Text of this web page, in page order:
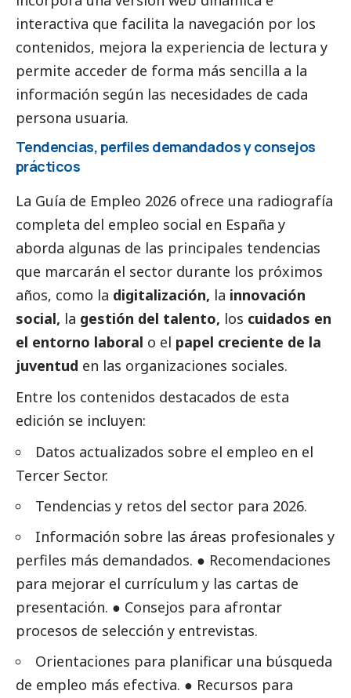
interactiva que facilita la navegación por los
contenidos, mejora la experiencia de lectura y
permite acceder de forma más sencilla a la
información según las necesidades de cada
persona usuaria.
Tendencias, perfiles demandados y consejos
prácticos
La Guía de Empleo 2026 ofrece una radiografía
completa del empleo social en España y
aborda algunas de las principales tendencias
que marcarán el sector durante los próximos
años, como la digitalización, la innovación
social, la gestión del talento, los cuidados en
el entorno laboral o el papel creciente de la
juventud en las organizaciones sociales.
Entre los contenidos destacados de esta
edición se incluyen:
Datos actualizados sobre el empleo en el
Tercer Sector.
Tendencias y retos del sector para 2026.
Información sobre las áreas profesionales y
perfiles más demandados. ● Recomendaciones
para mejorar el currículum y las cartas de
presentación. ● Consejos para afrontar
procesos de selección y entrevistas.
Orientaciones para planificar una búsqueda
de empleo más efectiva. ● Recursos para